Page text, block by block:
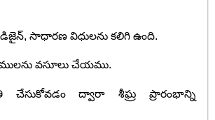
సాధారణ విధులను కలిగి ఉంది.
వసూలు చేయము.
చేసుకోవడం ద్వారా శీఘ్ర ప్రారంభాన్ని